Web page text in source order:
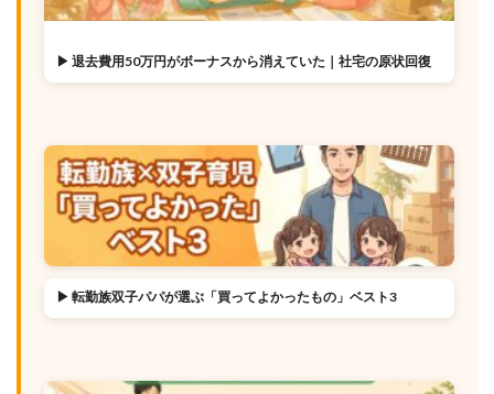
▶ 退去費用50万円がボーナスから消えていた｜社宅の原状回復
▶ 転勤族双子パパが選ぶ「買ってよかったもの」ベスト3